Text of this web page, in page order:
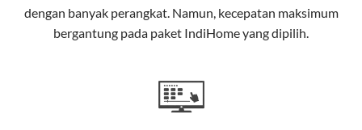
interaktif (IndiHome TV) dan telepon rumah dalam
satu paket.
Teknologi di Balik WiFi IndiHome
Wifi IndiHome menggunakan teknologi Fiber To The
dengan banyak perangkat. Namun, kecepatan maksimum
bergantung pada paket IndiHome yang dipilih.